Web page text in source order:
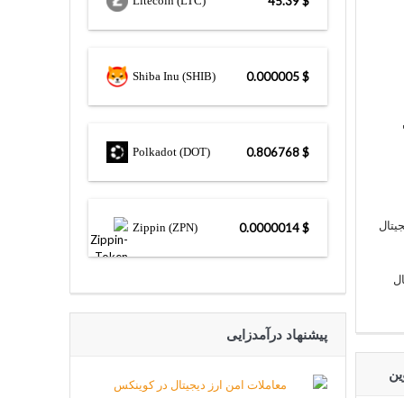
Shiba Inu (SHIB) $ 0.000005
Polkadot (DOT) $ 0.806768
Zippin (ZPN) $ 0.0000014
پیشنهاد درآمدزایی